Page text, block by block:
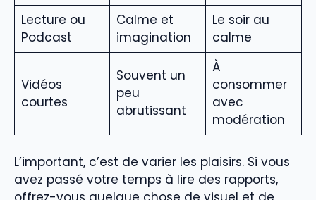
Lecture ou
Podcast
Calme et
imagination
Le soir au
calme
Vidéos
courtes
Souvent un
peu
abrutissant
À
consommer
avec
modération
L’important, c’est de varier les plaisirs. Si vous
avez passé votre temps à lire des rapports,